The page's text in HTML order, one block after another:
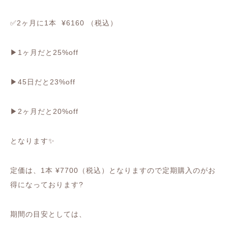
✅2 ヶ月に 1 本 ¥6160 （税込）
▶︎1 ヶ月だと 25%off
▶︎45 日だと 23%off
▶︎2 ヶ月だと 20%off
となります✨
定価は、 1 本 ¥7700 （税込）となりますので定期購入のがお
得になっております?
期間の目安としては、